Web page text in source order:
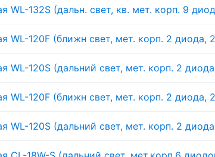
WL-132S (дальн. свет, кв. мет. корп. 9
WL-120F (ближн свет, мет. корп. 2 диода,
WL-120S (дальний свет, мет. корп. 2
WL-120F (ближн свет, мет. корп. 2 диода,
WL-120S (дальний свет, мет. корп. 2